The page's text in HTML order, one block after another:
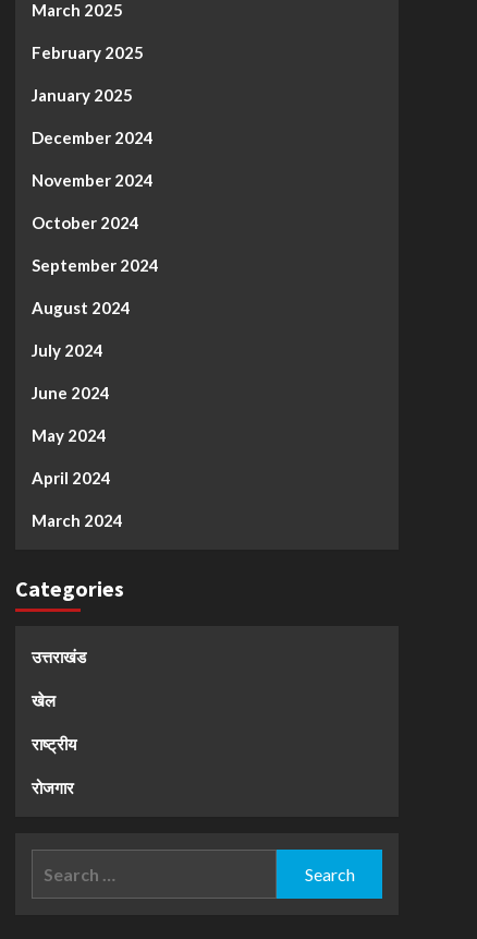
March 2025
February 2025
January 2025
December 2024
November 2024
October 2024
September 2024
August 2024
July 2024
June 2024
May 2024
April 2024
March 2024
Categories
उत्तराखंड
खेल
राष्ट्रीय
रोजगार